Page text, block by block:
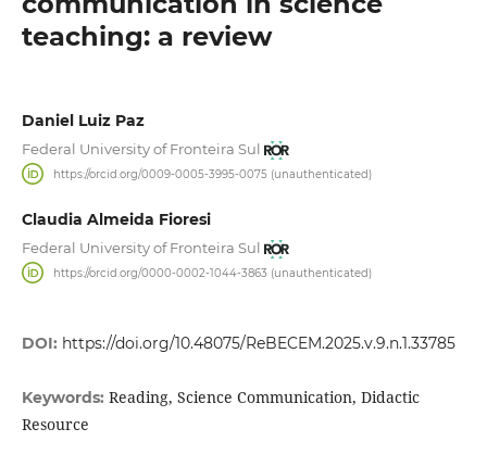
teaching: a review
Daniel Luiz Paz
Federal University of Fronteira Sul
https://orcid.org/0009-0005-3995-0075 (unauthenticated)
Claudia Almeida Fioresi
Federal University of Fronteira Sul
https://orcid.org/0000-0002-1044-3863 (unauthenticated)
DOI: https://doi.org/10.48075/ReBECEM.2025.v.9.n.1.33785
Keywords: Reading, Science Communication, Didactic
Resource